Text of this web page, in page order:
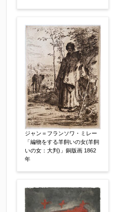
売却希望時期 【任意】
すぐに売りたい
その他
他社様の査定価格 【任意】
会社名：
査定額：
らお知らせください。その価
し上げます。
ジャン＝フランソワ・ミレー
「編物をする羊飼いの女(羊飼
いの女：大判)」銅版画 1862
年